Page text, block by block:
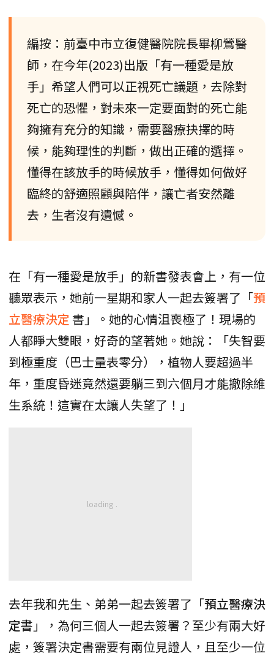
編按：前臺中市立復健醫院院長畢柳鶯醫
師，在今年(2023)出版「有一種愛是放
手」希望人們可以正視死亡議題，去除對
死亡的恐懼，對未來一定要面對的死亡能
夠擁有充分的知識，需要醫療抉擇的時
候，能夠理性的判斷，做出正確的選擇。
懂得在該放手的時候放手，懂得如何做好
臨終的舒適照顧與陪伴，讓亡者安然離
去，生者沒有遺憾。
在「有一種愛是放手」的新書發表會上，有一位
聽眾表示，她前一星期和家人一起去簽署了「預
立醫療決定 書」。她的心情沮喪極了！現場的
人都睜大雙眼，好奇的望著她。她說：「失智要
到極重度（巴士量表零分），植物人要超過半
年，重度昏迷竟然還要躺三到六個月才能撤除維
生系統！這實在太讓人失望了！」
去年我和先生、弟弟一起去簽署了「預立醫療決
定書 」，為何三個人一起去簽署？至少有兩大好
處，簽署決定書需要有兩位見證人，且至少一位